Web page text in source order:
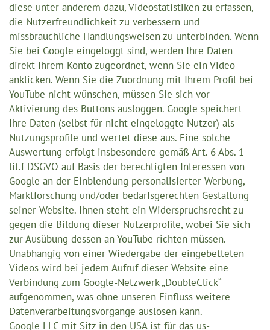
diese unter anderem dazu, Videostatistiken zu erfassen,
die Nutzerfreundlichkeit zu verbessern und
missbräuchliche Handlungsweisen zu unterbinden. Wenn
Sie bei Google eingeloggt sind, werden Ihre Daten
direkt Ihrem Konto zugeordnet, wenn Sie ein Video
anklicken. Wenn Sie die Zuordnung mit Ihrem Profil bei
YouTube nicht wünschen, müssen Sie sich vor
Aktivierung des Buttons ausloggen. Google speichert
Ihre Daten (selbst für nicht eingeloggte Nutzer) als
Nutzungsprofile und wertet diese aus. Eine solche
Auswertung erfolgt insbesondere gemäß Art. 6 Abs. 1
lit.f DSGVO auf Basis der berechtigten Interessen von
Google an der Einblendung personalisierter Werbung,
Marktforschung und/oder bedarfsgerechten Gestaltung
seiner Website. Ihnen steht ein Widerspruchsrecht zu
gegen die Bildung dieser Nutzerprofile, wobei Sie sich
zur Ausübung dessen an YouTube richten müssen.
Unabhängig von einer Wiedergabe der eingebetteten
Videos wird bei jedem Aufruf dieser Website eine
Verbindung zum Google-Netzwerk „DoubleClick“
aufgenommen, was ohne unseren Einfluss weitere
Datenverarbeitungsvorgänge auslösen kann.
Google LLC mit Sitz in den USA ist für das us-